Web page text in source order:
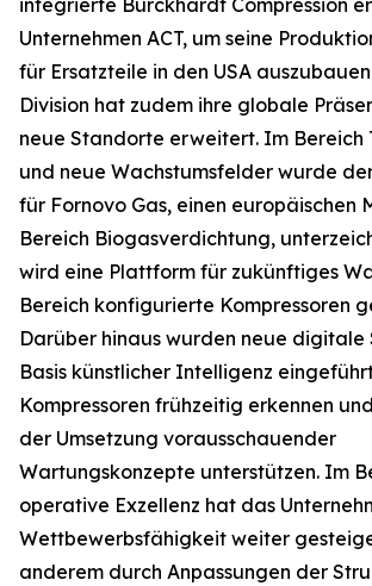
integrierte Burckhardt Compression
Unternehmen ACT, um seine
für Ersatzteile in den USA
Division hat zudem ihre globale
neue Standorte erweitert. Im Bereich
und neue Wachstumsfelder wurde
für Fornovo Gas, einen europäischen
Bereich Biogasverdichtung,
wird eine Plattform für zukünftiges
Bereich konfigurierte Kompressoren
Darüber hinaus wurden neue digitale
Basis künstlicher Intelligenz
Kompressoren frühzeitig erkennen
der Umsetzung vorausschauender
Wartungskonzepte unterstützen. Im
operative Exzellenz hat das
Wettbewerbsfähigkeit weiter
anderem durch Anpassungen der